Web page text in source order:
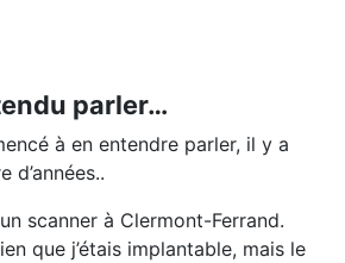
parler…
à en entendre parler, il y a
d’années..
scanner à Clermont-Ferrand.
que j’étais implantable, mais le